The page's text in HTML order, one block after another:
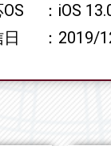
iOS
2019/